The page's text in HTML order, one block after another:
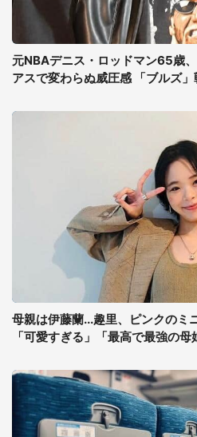
元NBAデニス・ロッドマン65歳
アスで変わらぬ威圧感 「ブルズ
母親は伊藤蘭...趣里、ピンクのミ
「可愛すぎる」「最高で最強の母